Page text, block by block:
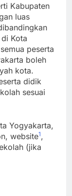
Kabupaten
luas
Kota
peserta
boleh
kota.
didik
sesuai
Yogyakarta,
website1,
(jika